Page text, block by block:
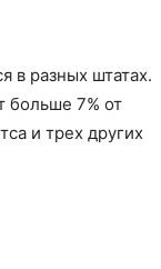
в разных штатах.
больше 7% от
и трех других